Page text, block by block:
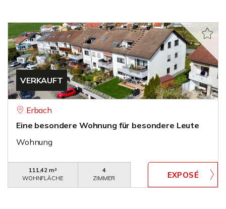
VERKAUFT
Erbach
Eine besondere Wohnung für besondere Leute
Wohnung
111,42 m²
WOHNFLÄCHE
4
ZIMMER